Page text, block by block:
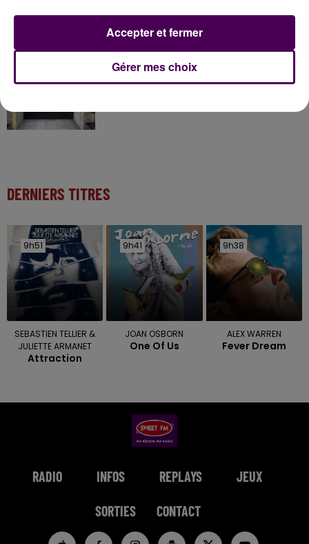
Inscrivez-vous au casting The Voice & The Voice
Kids !
6 août 2026
Deux rixes en trois semaines : le préfet ordonne
DERNIERS TITRES
9h51
9h51
SEBASTIEN TELLIER &
JULIETTE ARMANET
Attraction
9h41
9h41
JOAN OSBORN
One Of Us
9h38
9h38
ALEX WARREN
Fever Dream
RADIO INFOS REPLAYS JEUX
SORTIES CONTACT
Gérer mes choix
Accepter et fermer